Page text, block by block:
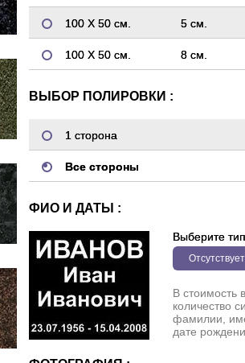
100 Х 50 см. 5 см.
100 Х 50 см. 8 см.
ВЫБОР ПОЛИРОВКИ :
1 сторона
Все стороны
ФИО И ДАТЫ :
Выберите тип
Отсутствует
В стоимость
количество
фамилии,
дате